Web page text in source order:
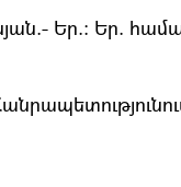
Եր.։ Եր.